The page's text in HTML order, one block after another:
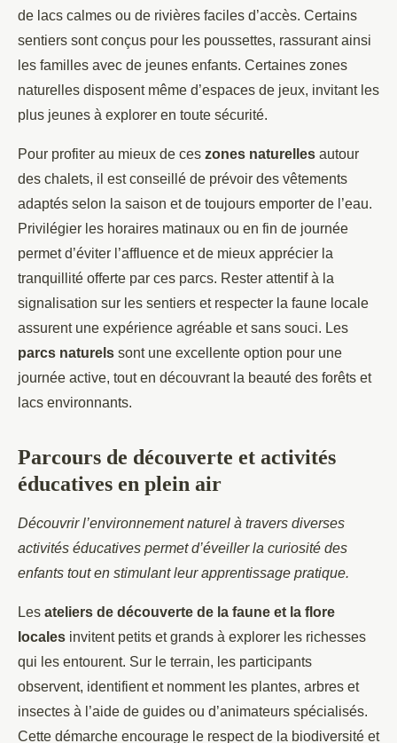
de lacs calmes ou de rivières faciles d’accès. Certains
sentiers sont conçus pour les poussettes, rassurant ainsi
les familles avec de jeunes enfants. Certaines zones
naturelles disposent même d’espaces de jeux, invitant les
plus jeunes à explorer en toute sécurité.
Pour profiter au mieux de ces zones naturelles autour
des chalets, il est conseillé de prévoir des vêtements
adaptés selon la saison et de toujours emporter de l’eau.
Privilégier les horaires matinaux ou en fin de journée
permet d’éviter l’affluence et de mieux apprécier la
tranquillité offerte par ces parcs. Rester attentif à la
signalisation sur les sentiers et respecter la faune locale
assurent une expérience agréable et sans souci. Les
parcs naturels sont une excellente option pour une
journée active, tout en découvrant la beauté des forêts et
lacs environnants.
Parcours de découverte et activités
éducatives en plein air
Découvrir l’environnement naturel à travers diverses
activités éducatives permet d’éveiller la curiosité des
enfants tout en stimulant leur apprentissage pratique.
Les ateliers de découverte de la faune et la flore
locales invitent petits et grands à explorer les richesses
qui les entourent. Sur le terrain, les participants
observent, identifient et nomment les plantes, arbres et
insectes à l’aide de guides ou d’animateurs spécialisés.
Cette démarche encourage le respect de la biodiversité et